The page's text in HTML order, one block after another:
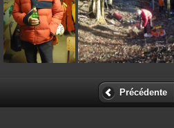
Précédente